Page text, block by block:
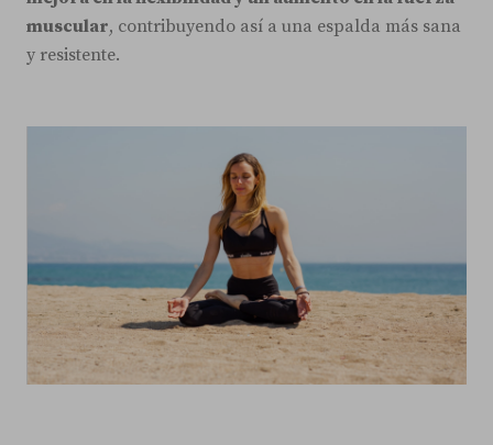
muscular, contribuyendo así a una espalda más sana
y resistente.